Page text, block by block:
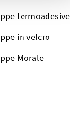
termoadesive
in velcro
Morale